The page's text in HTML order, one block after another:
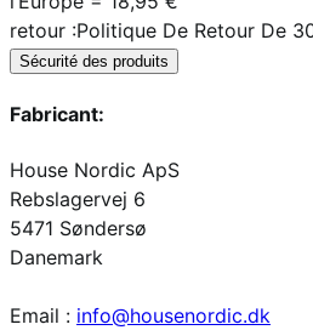
retour :Politique De Retour De
Sécurité des produits
Fabricant:
House Nordic ApS
Rebslagervej 6
5471 Søndersø
Danemark
Email : info@housenordic.dk